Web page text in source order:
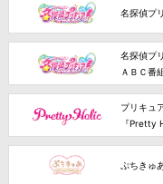
名探偵プ
名探偵プ
ＡＢＣ番
プリキュ
『Pretty
ぷちきゅ